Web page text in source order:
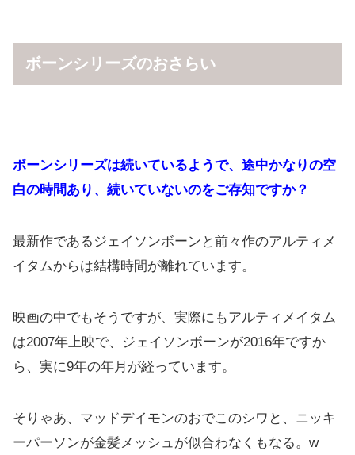
ボーンシリーズのおさらい
ボーンシリーズは続いているようで、途中かなりの空
白の時間あり、続いていないのをご存知ですか？
最新作であるジェイソンボーンと前々作のアルティメ
イタムからは結構時間が離れています。
映画の中でもそうですが、実際にもアルティメイタム
は2007年上映で、ジェイソンボーンが2016年ですか
ら、実に9年の年月が経っています。
そりゃあ、マッドデイモンのおでこのシワと、ニッキ
ーパーソンが金髪メッシュが似合わなくもなる。w